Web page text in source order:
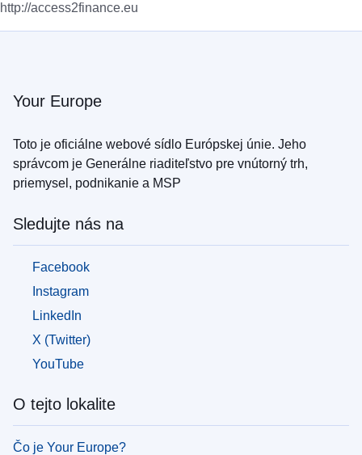
http://access2finance.eu
Your Europe
Toto je oficiálne webové sídlo Európskej únie. Jeho
správcom je Generálne riaditeľstvo pre vnútorný trh,
priemysel, podnikanie a MSP
Sledujte nás na
Facebook
Instagram
LinkedIn
X (Twitter)
YouTube
O tejto lokalite
Čo je Your Europe?